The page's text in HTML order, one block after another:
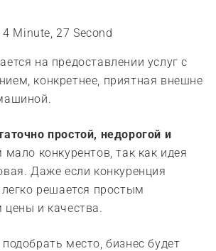
4 Minute, 27 Second
на предоставлении услуг с
конкретнее, приятная внешне
простой, недорогой и
мало конкурентов, так как идея
Даже если конкуренция
легко решается простым
цены и качества.
место, бизнес будет